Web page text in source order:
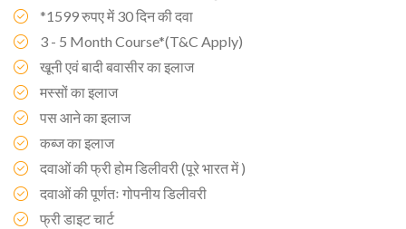
*1599 रुपए में 30 दिन की दवा
3 - 5 Month Course*(T&C Apply)
खूनी एवं बादी बवासीर का इलाज
मस्सों का इलाज
पस आने का इलाज
कब्ज का इलाज
दवाओं की फ्री होम डिलीवरी (पूरे भारत में )
दवाओं की पूर्णतः गोपनीय डिलीवरी
फ्री डाइट चार्ट